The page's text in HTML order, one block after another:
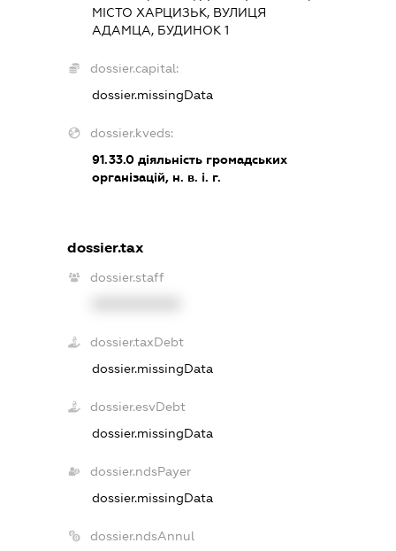
МІСТО ХАРЦИЗЬК, ВУЛИЦЯ
АДАМЦА, БУДИНОК 1
dossier.capital:
dossier.missingData
dossier.kveds:
91.33.0 діяльність громадських
організацій, н. в. і. г.
dossier.tax
dossier.staff
dossier.taxDebt
dossier.missingData
dossier.esvDebt
dossier.missingData
dossier.ndsPayer
dossier.missingData
dossier.ndsAnnul